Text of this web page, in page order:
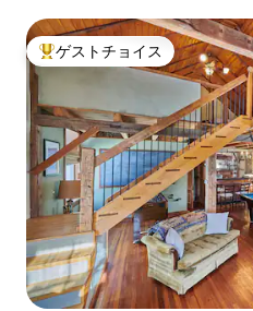
大好評のゲストチョイスです。
ゲストチョイス